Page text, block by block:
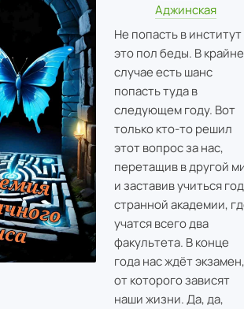
Аджинская
Не попасть в институт
это пол беды. В
случае есть шанс
попасть туда в
следующем году. Вот
только кто-то решил
этот вопрос за нас,
перетащив в другой
и заставив учиться
странной академии,
учатся всего два
факультета. В конце
года нас ждëт экзамен,
от которого зависят
наши жизни. Да, да,